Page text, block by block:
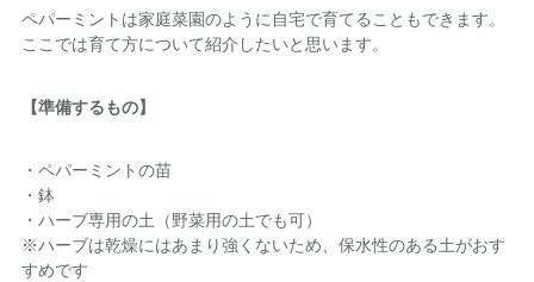
ペパーミントは家庭菜園のように自宅で育てることもできます。
ここでは育て方について紹介したいと思います。
【準備するもの】
・ペパーミントの苗
・鉢
・ハーブ専用の土（野菜用の土でも可）
※ハーブは乾燥にはあまり強くないため、保水性のある土がおす
すめです